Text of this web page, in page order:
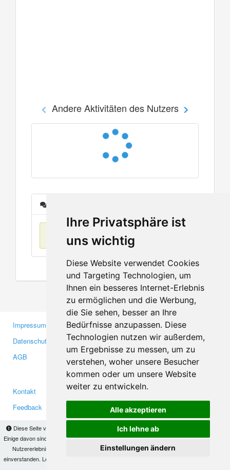
Ihre Privatsphäre ist
uns wichtig
Diese Website verwendet Cookies
und Targeting Technologien, um
Ihnen ein besseres Internet-Erlebnis
zu ermöglichen und die Werbung,
die Sie sehen, besser an Ihre
Bedürfnisse anzupassen. Diese
Technologien nutzen wir außerdem,
um Ergebnisse zu messen, um zu
verstehen, woher unsere Besucher
kommen oder um unsere Website
weiter zu entwickeln.
Alle akzeptieren
Ich lehne ab
Einstellungen ändern
Diese Seite verwendet Cookies, um Informationen auf Ihrem Computer zu speichern.
Einige davon sind notwendig, damit unsere Seite funktioniert, andere helfen uns dabei, das
Nutzererlebnis zu verbessern. Mit der Nutzung dieser Seite erklären Sie sich damit
einverstanden. Lesen Sie unsere
Andere Aktivitäten des Nutzers
Keine Einträge
Impressum
Datenschutzerklärung
AGB
Gewerbetreibende
Investoren
Medien
Kontakt
Feedback
Facebook
Twitter
YouTube
Google+